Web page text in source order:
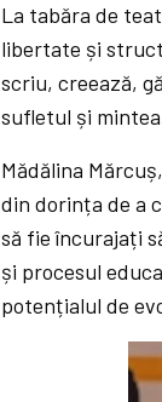
La tabăra de
libertate și
scriu, creează,
sufletul și
Mădălina
din dorința de a
să fie încurajați
și procesul
potențialul de